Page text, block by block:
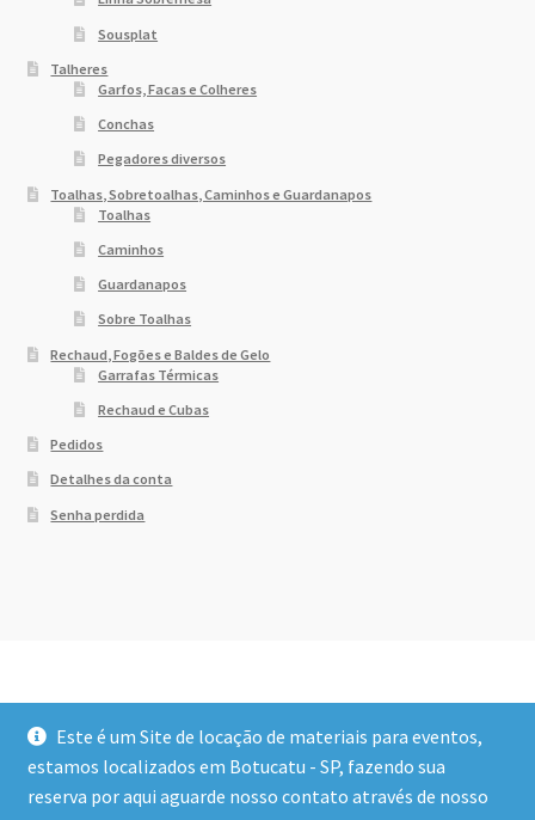
Este é um Site de locação de materiais para eventos,
estamos localizados em Botucatu - SP, fazendo sua
reserva por aqui aguarde nosso contato através de nosso
Sousplat
Talheres
Garfos, Facas e Colheres
Conchas
Pegadores diversos
Toalhas, Sobretoalhas, Caminhos e Guardanapos
Toalhas
Caminhos
Guardanapos
Sobre Toalhas
Rechaud, Fogões e Baldes de Gelo
Garrafas Térmicas
Rechaud e Cubas
Pedidos
Detalhes da conta
Senha perdida
© Dony Locações 2026